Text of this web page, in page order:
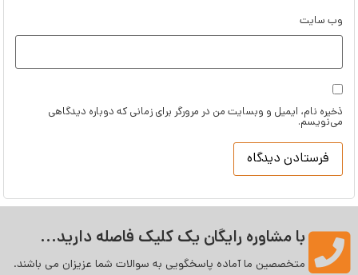
وب‌ سایت
ذخیره نام، ایمیل و وبسایت من در مرورگر برای زمانی که دوباره دیدگاهی
می‌نویسم.
با مشاوره رایگان یک کلیک فاصله دارید...
متخصصین ما آماده پاسخگویی به سوالات شما عزیزان می‌ باشند.